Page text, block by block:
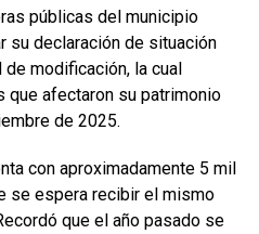
públicas del municipio
su declaración de situación
modificación, la cual
afectaron su patrimonio
de 2025.
con aproximadamente 5 mil
se espera recibir el mismo
que el año pasado se